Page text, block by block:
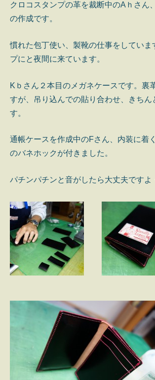
クロコスタンプの革を裁断中のAｈさん
の作成です。
慣れた包丁使い、製靴の仕事をしていま
プにと夜間に来ています。
Kｂさん２本目のメガネケースです。裏
すが、吊り込んでの貼り合わせ、きちん
す。
通帳ケースを作成中のFさん、内装に着
のバネホックが付きました。
パチンパチンと音がしたら大丈夫ですよ